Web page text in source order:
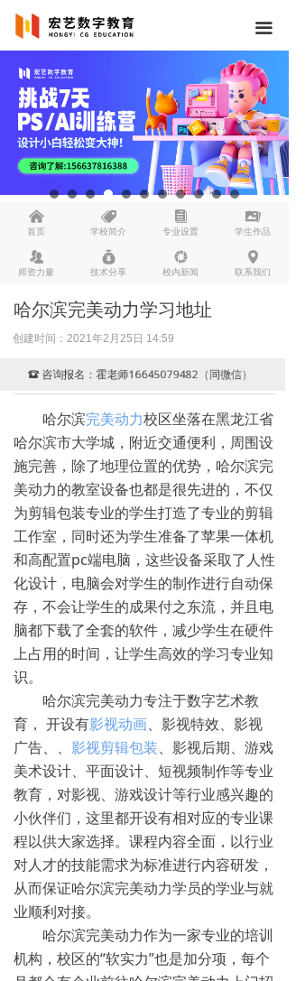
낀
首页
뀄
学校简介
뀴
专业设置
끡
学生作品
뀡
师资力量
낐
技术分享
넆
校内新闻
넹
联系我们
끀
哈尔滨完美动力学习地址
创建时间： 2021年2月25日 14:59
哈尔滨完美动力校区坐落在黑龙江省
哈尔滨市大学城，附近交通便利，周围设
施完善，除了地理位置的优势，哈尔滨完
美动力的教室设备也都是很先进的，不仅
为剪辑包装专业的学生打造了专业的剪辑
工作室，同时还为学生准备了苹果一体机
和高配置pc端电脑，这些设备采取了人性
化设计，电脑会对学生的制作进行自动保
存，不会让学生的成果付之东流，并且电
脑都下载了全套的软件，减少学生在硬件
上占用的时间，让学生高效的学习专业知
识。
哈尔滨完美动力专注于数字艺术教
育， 开设有影视动画、影视特效、影视
广告、、 影视剪辑包装、影视后期、游戏
美术设计、平面设计、短视频制作等专业
教育，对影视、游戏设计等行业感兴趣的
小伙伴们，这里都开设有相对应的专业课
程以供大家选择。课程内容全面，以行业
对人才的技能需求为标准进行内容研发，
从而保证哈尔滨完美动力学员的学业与就
业顺利对接。
哈尔滨完美动力作为一家专业的培训
机构，校区的“软实力”也是加分项，每个
뀰 咨询报名：霍老师16645079482（同微信）